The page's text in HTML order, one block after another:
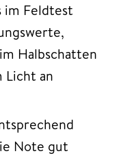
im Feldtest
Halbschatten
Licht an
Note gut